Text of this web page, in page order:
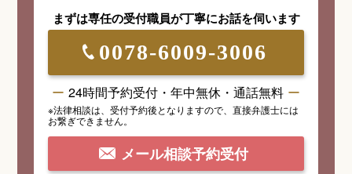
まずは専任の受付職員が丁寧にお話を伺います
0078-6009-3006
24時間予約受付・年中無休・通話無料
※法律相談は、受付予約後となりますので、 直接弁護士には
お繋ぎできません。
メール相談予約受付